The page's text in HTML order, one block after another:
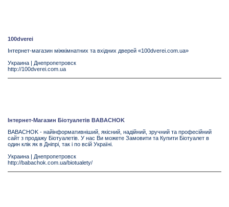
100dverei
Інтернет-магазин міжкімнатних та вхідних дверей «100dverei.com.ua»
Украина | Днепропетровск
http://100dverei.com.ua
Інтернет-Магазин Біотуалетів BABACHOK
BABACHOK - найінформативніший, якісний, надійний, зручний та професійний
сайт з продажу Біотуалетів. У нас Ви можете Замовити та Купити Біотуалет в
один клік як в Дніпрі, так і по всій Україні.
Украина | Днепропетровск
http://babachok.com.ua/biotualety/